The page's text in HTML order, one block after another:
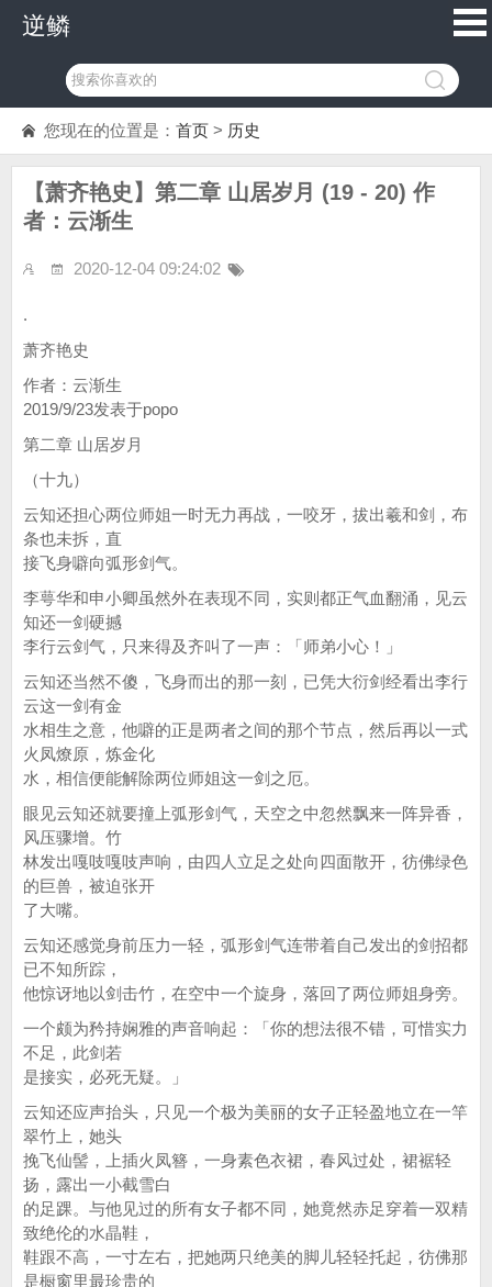
逆鳞
您现在的位置是： 首页 > 历史
【萧齐艳史】第二章 山居岁月 (19 - 20) 作
者：云渐生
2020-12-04 09:24:02
.
萧齐艳史
作者：云渐生
2019/9/23发表于popo
第二章 山居岁月
（十九）
云知还担心两位师姐一时无力再战，一咬牙，拔出羲和剑，布
条也未拆，直
接飞身噼向弧形剑气。
李萼华和申小卿虽然外在表现不同，实则都正气血翻涌，见云
知还一剑硬撼
李行云剑气，只来得及齐叫了一声：「师弟小心！」
云知还当然不傻，飞身而出的那一刻，已凭大衍剑经看出李行
云这一剑有金
水相生之意，他噼的正是两者之间的那个节点，然后再以一式
火凤燎原，炼金化
水，相信便能解除两位师姐这一剑之厄。
眼见云知还就要撞上弧形剑气，天空之中忽然飘来一阵异香，
风压骤增。竹
林发出嘎吱嘎吱声响，由四人立足之处向四面散开，彷佛绿色
的巨兽，被迫张开
了大嘴。
云知还感觉身前压力一轻，弧形剑气连带着自己发出的剑招都
已不知所踪，
他惊讶地以剑击竹，在空中一个旋身，落回了两位师姐身旁。
一个颇为矜持娴雅的声音响起：「你的想法很不错，可惜实力
不足，此剑若
是接实，必死无疑。」
云知还应声抬头，只见一个极为美丽的女子正轻盈地立在一竿
翠竹上，她头
挽飞仙髻，上插火凤簪，一身素色衣裙，春风过处，裙裾轻
扬，露出一小截雪白
的足踝。与他见过的所有女子都不同，她竟然赤足穿着一双精
致绝伦的水晶鞋，
鞋跟不高，一寸左右，把她两只绝美的脚儿轻轻托起，彷佛那
是橱窗里最珍贵的